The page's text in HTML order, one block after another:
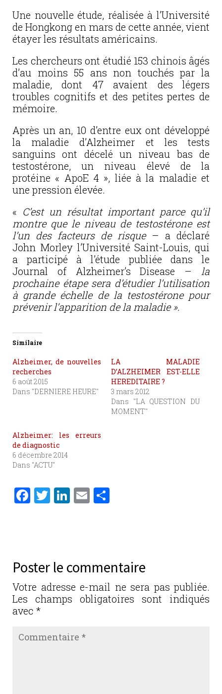
Une nouvelle étude, réalisée à l’Université
de Hongkong en mars de cette année, vient
étayer les résultats américains.
Les chercheurs ont étudié 153 chinois âgés
d’au moins 55 ans non touchés par la
maladie, dont 47 avaient des légers
troubles cognitifs et des petites pertes de
mémoire.
Après un an, 10 d’entre eux ont développé
la maladie d’Alzheimer et les tests
sanguins ont décelé un niveau bas de
testostérone, un niveau élevé de la
protéine « ApoE 4 », liée à la maladie et
une pression élevée.
« C’est un résultat important parce qu’il
montre que le niveau de testostérone est
l’un des facteurs de risque– a déclaré
John Morley l’Université Saint-Louis, qui
a participé à l’étude publiée dans le
Journal of Alzheimer’s Disease – la
prochaine étape sera d’étudier l’utilisation
à grande échelle de la testostérone pour
prévenir l’apparition de la maladie ».
Similaire
Alzheimer, de nouvelles
recherches
6 août 2015
Dans "DERNIERE HEURE"
LA MALADIE
D’ALZHEIMER EST-ELLE
HEREDITAIRE ?
3 mars 2012
Dans "LA QUESTION DU
MOMENT"
Alzheimer: les erreurs
de diagnostic
6 décembre 2014
Dans "ACTU"
F
b
o
o
k
T
r
Li
n
E
er
Poster le commentaire
Votre adresse e-mail ne sera pas publiée.
Les champs obligatoires sont indiqués
avec *